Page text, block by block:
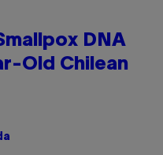
DNA
Old Chilean